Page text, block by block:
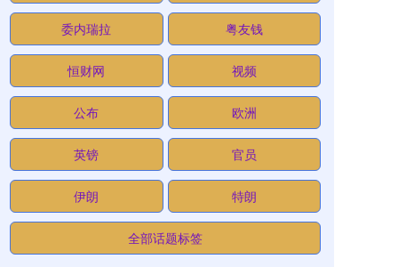
委内瑞拉 粤友钱
恒财网 视频
公布 欧洲
英镑 官员
伊朗 特朗
全部话题标签